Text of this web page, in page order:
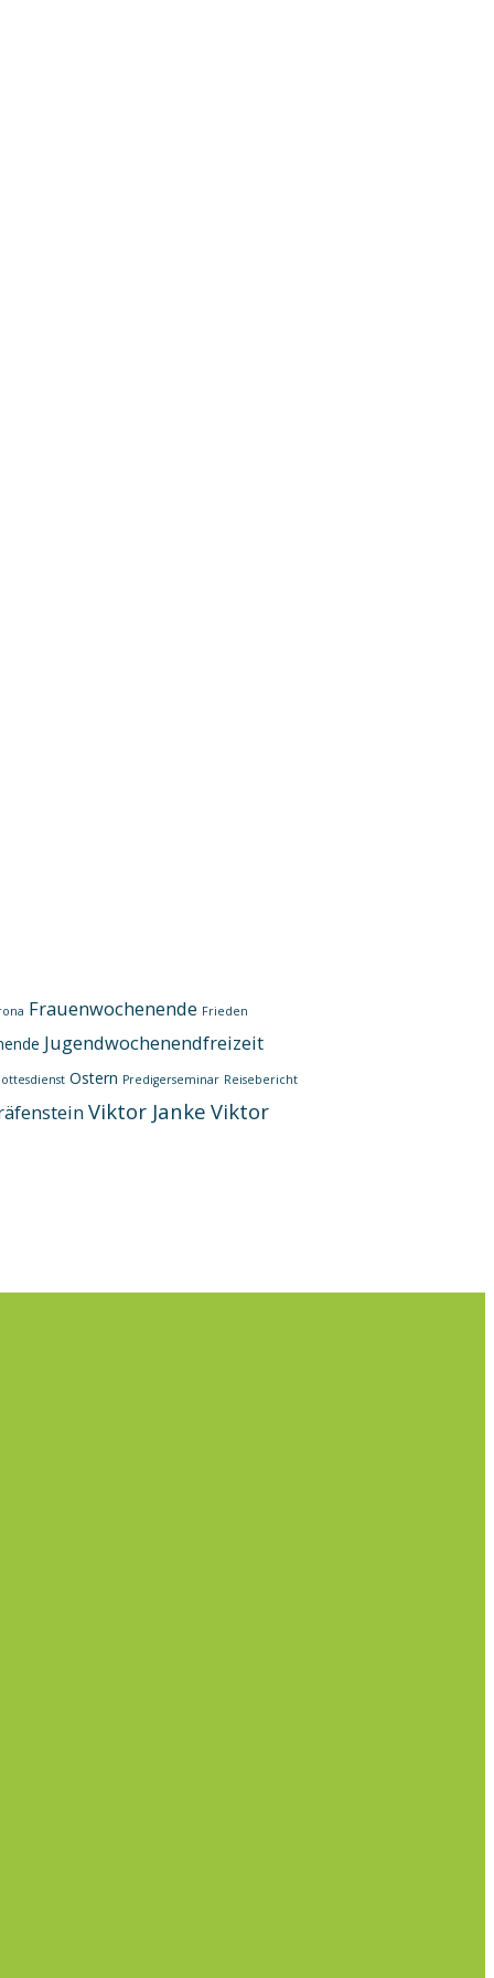
Frauenwochenende Frieden
Jugendwochenendfreizeit
Ostern Predigerseminar Reisebericht
Viktor Janke Viktor